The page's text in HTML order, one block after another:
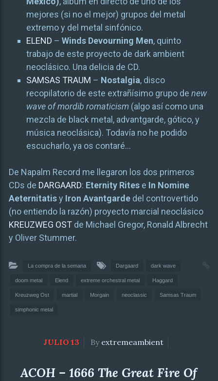
mejores (si no el mejor) grupos del metal
extremo y del metal sinfónico.
ELEND – Winds Devourning Men, quinto
trabajo de este proyecto de dark ambient
neoclásico. Una delicia de CD.
SAMSAS TRAUM – Nostalgia, disco
recopilatorio de este extrañísimo grupo de new
wave of mordib romaticism(algo así como una
mezcla de black metal, advantgarde, gótico, y
música neoclásica). Todavía no he podido
escucharlo, ya os contaré…
De Napalm Record me llegaron los dos primeros
CDs de DARGAARD: Eternity Ritese In Nomine
Aeternitatisy Iron Avantgardedel controvertido
(no entiendo la razón) proyecto marcial neoclásico
KREUZWEG OSTde Michael Gregor, Ronald Albrecht
y Oliver Stummer.
La compra de la semana Dargaard dark wave
doom metal Elend extreme orchestral metal Haggard
Kreuzweg Ost martial Morgain neoclassic Samsas Traum
simphonic metal
JULIO 13 By extremeambient
ACOH – 1666 The Great Fire Of